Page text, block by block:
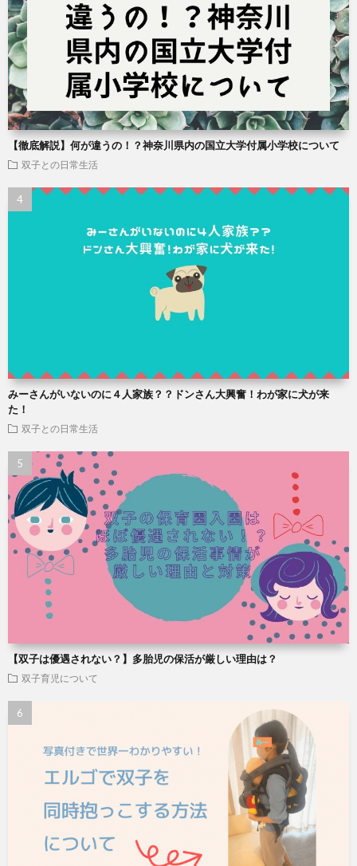
【徹底解説】何が違うの！？神奈川県内の国立大学付属小学校について
双子との日常生活
みーさんがいないのに４人家族？？ドンさん大興奮！わが家に犬が来
た！
双子との日常生活
【双子は優遇されない？】多胎児の保活が厳しい理由は？
双子育児について